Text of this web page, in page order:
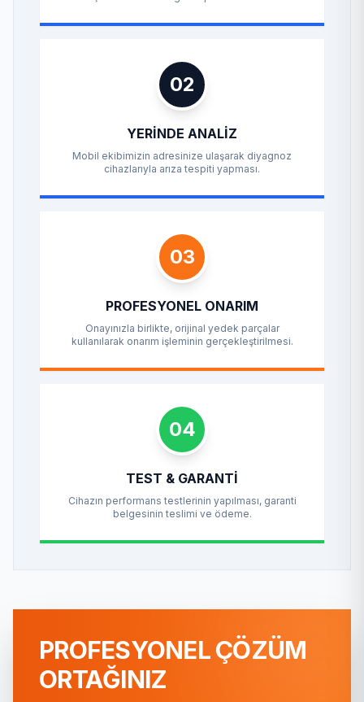
02
YERINDE ANALIZ
Mobil ekibimizin adresinize ulaşarak diyagnoz
cihazlarıyla arıza tespiti yapması.
03
PROFESYONEL ONARIM
Onayınızla birlikte, orijinal yedek parçalar
kullanılarak onarım işleminin gerçekleştirilmesi.
04
TEST & GARANTI
Cihazın performans testlerinin yapılması, garanti
belgesinin teslimi ve ödeme.
PROFESYONEL ÇÖZÜM
ORTAĞINIZ